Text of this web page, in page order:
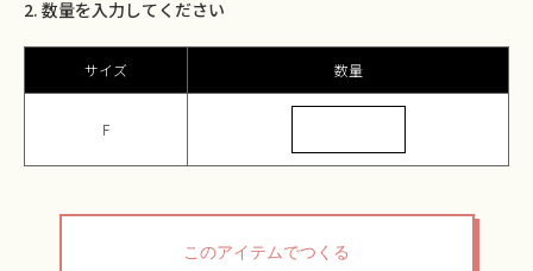
2. 数量を入力してください
サイズ 数量
F